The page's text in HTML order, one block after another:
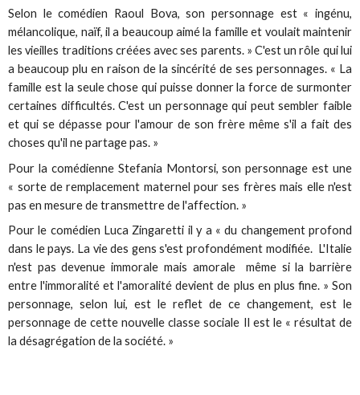
Selon le comédien Raoul Bova, son personnage est « ingénu,
mélancolique, naïf, il a beaucoup aimé la famille et voulait maintenir
les vieilles traditions créées avec ses parents. » C'est un rôle qui lui
a beaucoup plu en raison de la sincérité de ses personnages. « La
famille est la seule chose qui puisse donner la force de surmonter
certaines difficultés. C'est un personnage qui peut sembler faible
et qui se dépasse pour l'amour de son frère même s'il a fait des
choses qu'il ne partage pas. »
Pour la comédienne Stefania Montorsi, son personnage est une
« sorte de remplacement maternel pour ses frères mais elle n'est
pas en mesure de transmettre de l'affection. »
Pour le comédien Luca Zingaretti il y a « du changement profond
dans le pays. La vie des gens s'est profondément modifiée. L'Italie
n'est pas devenue immorale mais amorale même si la barrière
entre l'immoralité et l'amoralité devient de plus en plus fine. » Son
personnage, selon lui, est le reflet de ce changement, est le
personnage de cette nouvelle classe sociale Il est le « résultat de
la désagrégation de la société. »